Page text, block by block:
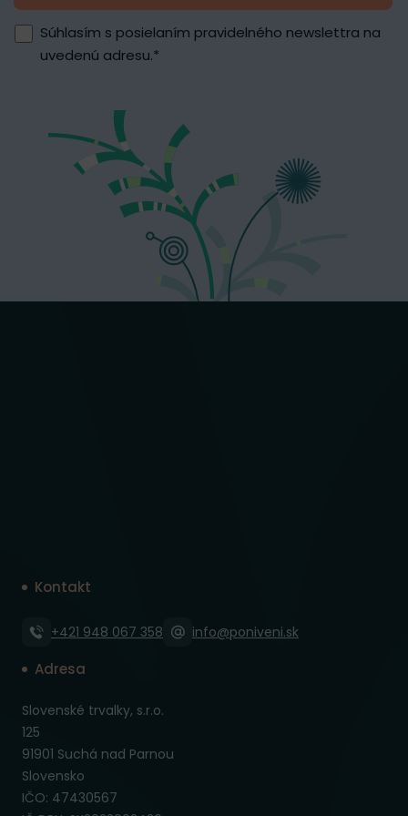
Súhlasím s posielaním pravidelného newslettra na
uvedenú adresu.*
Kontakt
+421 948 067 358 info@poniveni.sk
Adresa
Slovenské trvalky, s.r.o.
125
91901 Suchá nad Parnou
Slovensko
IČO: 47430567